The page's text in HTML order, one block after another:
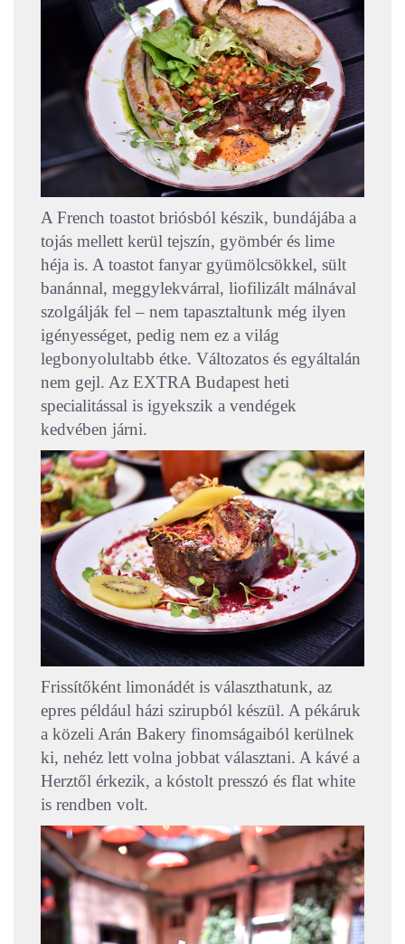
A French toastot briósból készik, bundájába a
tojás mellett kerül tejszín, gyömbér és lime
héja is. A toastot fanyar gyümölcsökkel, sült
banánnal, meggylekvárral, liofilizált málnával
szolgálják fel – nem tapasztaltunk még ilyen
igényességet, pedig nem ez a világ
legbonyolultabb étke. Változatos és egyáltalán
nem gejl. Az EXTRA Budapest heti
specialitással is igyekszik a vendégek
kedvében járni.
Frissítőként limonádét is választhatunk, az
epres például házi szirupból készül. A pékáruk
a közeli Arán Bakery finomságaiból kerülnek
ki, nehéz lett volna jobbat választani. A kávé a
Herztől érkezik, a kóstolt presszó és flat white
is rendben volt.